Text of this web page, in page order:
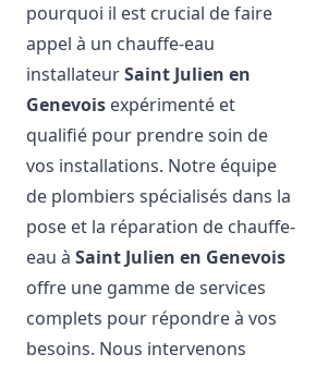
pourquoi il est crucial de faire
appel à un chauffe-eau
installateurSaint Julien en
Genevois expérimenté et
qualifié pour prendre soin de
vos installations. Notre équipe
de plombiers spécialisés dans la
pose et la réparation de chauffe-
eau àSaint Julien en Genevois
offre une gamme de services
complets pour répondre à vos
besoins. Nous intervenons